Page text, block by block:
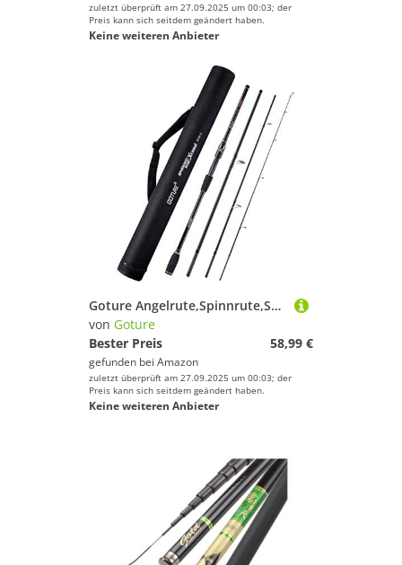
zuletzt überprüft am 27.09.2025 um 00:03; der
Preis kann sich seitdem geändert haben.
Keine weiteren Anbieter
Goture Angelrute,Spinnrute,Spincasting Ruten,teleskoprute,Forellen angeln rute,Karpfen rute,Baitcast rute,Angelruten mit Aufbewahrungsrohr
von Goture
Bester Preis
58,99 €
gefunden bei Amazon
zuletzt überprüft am 27.09.2025 um 00:03; der
Preis kann sich seitdem geändert haben.
Keine weiteren Anbieter